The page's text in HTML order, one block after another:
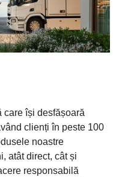
care își desfășoară
clienți în peste 100
noastre
atât direct, cât și
responsabilă